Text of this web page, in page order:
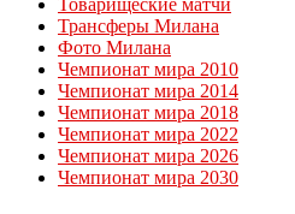
Трансферы Милана
Фото Милана
Чемпионат мира 2010
Чемпионат мира 2014
Чемпионат мира 2018
Чемпионат мира 2022
Чемпионат мира 2026
Чемпионат мира 2030